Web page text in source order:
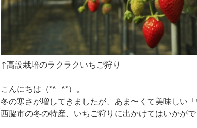
↑高設栽培のラクラクいちご狩り
こんにちは（*^_^*）。
冬の寒さが増してきましたが、あま〜くて美味しい
西脇市の冬の特産、いちご狩りに出かけてはいかが